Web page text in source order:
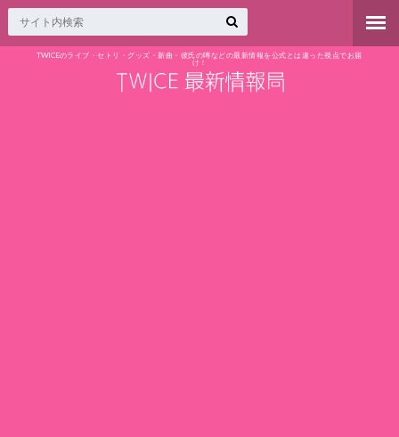
TWICEのライブ・セトリ・グッズ・新曲・彼氏の噂などの最新情報を公式とは違った視点でお届
け！